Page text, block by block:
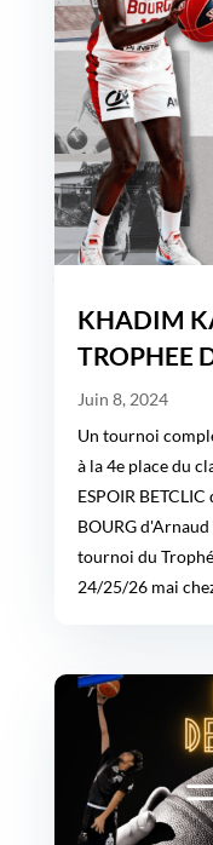
KHADIM
TROPHEE
Juin 8, 2024
Un tournoi
à la 4e place du
ESPOIR
BOURG d'Arnaud
tournoi du
24/25/26 mai